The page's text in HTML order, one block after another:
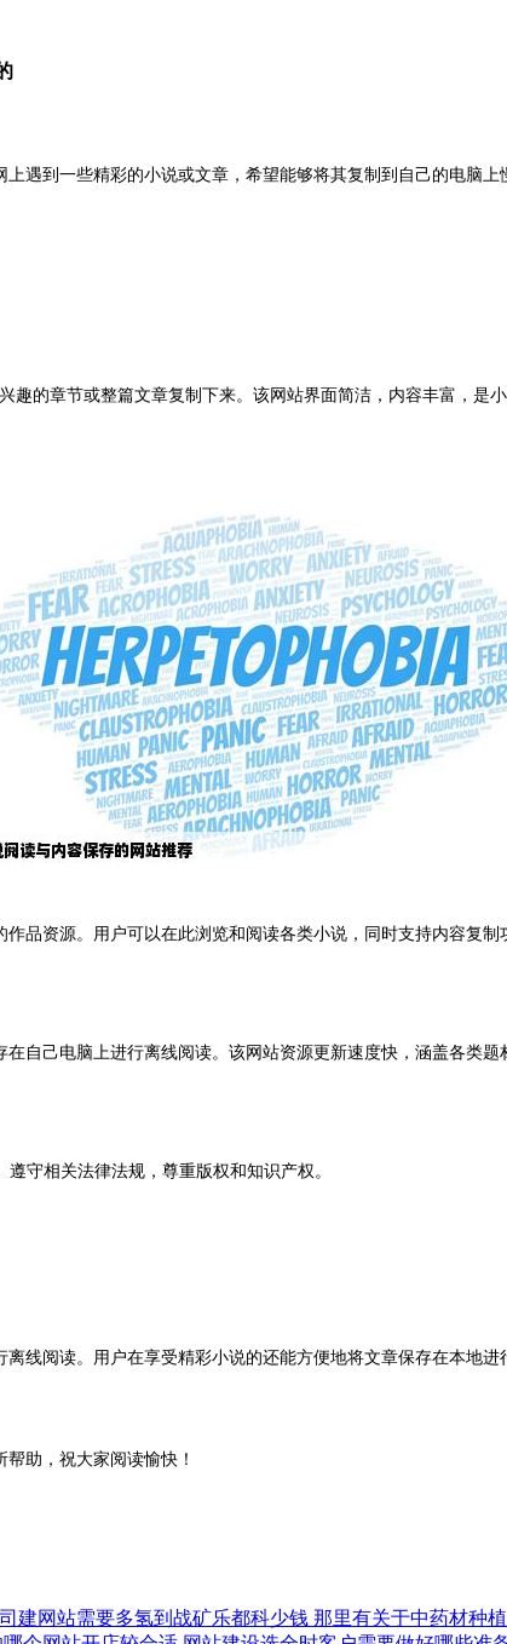
到一些精彩的小说或文章，希望能够将其复制到自己的电脑上
的章节或整篇文章复制下来。该网站界面简洁，内容丰富，是
品资源。用户可以在此浏览和阅读各类小说，同时支持内容复
自己电脑上进行离线阅读。该网站资源更新速度快，涵盖各类题
守相关法律法规，尊重版权和知识产权。
阅读。用户在享受精彩小说的还能方便地将文章保存在本地
助，祝大家阅读愉快！
建网站需要多氢到战矿乐都科少钱 那里有关于中药材种